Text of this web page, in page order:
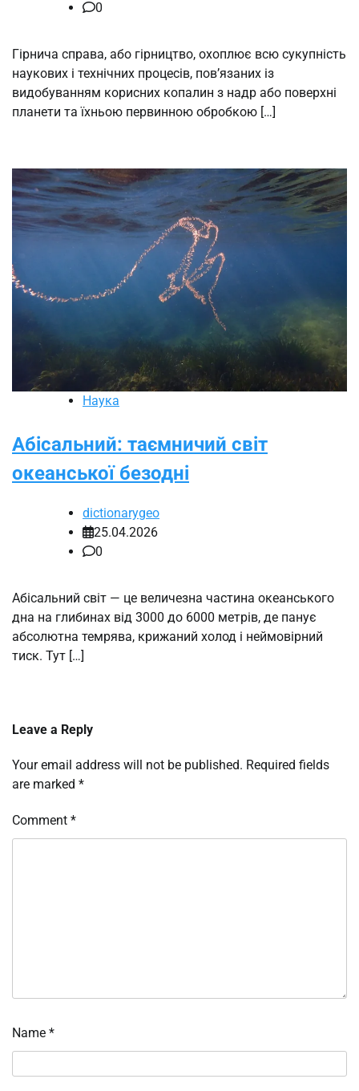
0
Гірнича справа, або гірництво, охоплює всю сукупність
наукових і технічних процесів, пов’язаних із
видобуванням корисних копалин з надр або поверхні
планети та їхньою первинною обробкою […]
Наука
Абісальний: таємничий світ
океанської безодні
dictionarygeo
25.04.2026
0
Абісальний світ — це величезна частина океанського
дна на глибинах від 3000 до 6000 метрів, де панує
абсолютна темрява, крижаний холод і неймовірний
тиск. Тут […]
Leave a Reply
Your email address will not be published. Required fields
are marked *
Comment *
Name *